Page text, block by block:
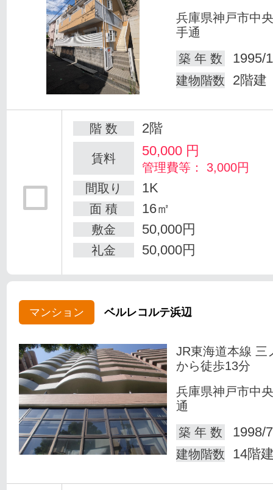
兵庫県神戸市中
手通
築 年 数
1995/
建物階数 2階建
階 数 2階
賃料 50,000 円
管理費等： 3,000円
間取り
1K
面 積 16㎡
敷金 50,000円
礼金 50,000円
マンション ベルレコルテ浜辺
JR東海道本線 三
から徒歩13分
兵庫県神戸市中
通
築 年 数
1998/
建物階数 14階